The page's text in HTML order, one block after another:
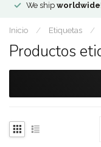
We ship
Inicio / Etiquetas /
Productos